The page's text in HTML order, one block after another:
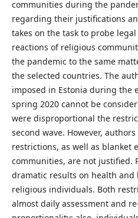
communities during the
regarding their justifications
takes on the task to probe
reactions of religious
the pandemic to the same
the selected countries. The
imposed in Estonia during the
spring 2020 cannot be
were disproportional the
second wave. However,
restrictions, as well as blanket
communities, are not justified.
dramatic results on health
religious individuals. Both
almost daily assessment and